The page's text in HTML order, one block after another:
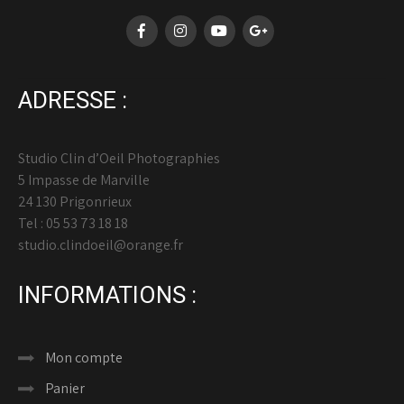
ADRESSE :
Studio Clin d’Oeil Photographies
5 Impasse de Marville
24 130 Prigonrieux
Tel : 05 53 73 18 18
studio.clindoeil@orange.fr
INFORMATIONS :
Mon compte
Panier